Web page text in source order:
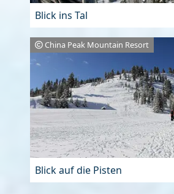
Blick ins Tal
China Peak Mountain Resort
Blick auf die Pisten